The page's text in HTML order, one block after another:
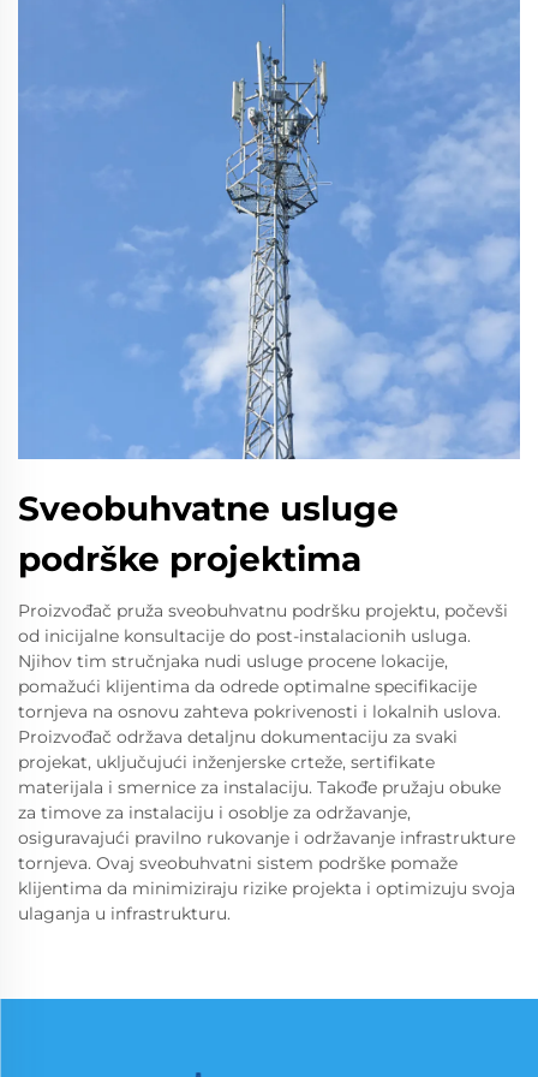
Sveobuhvatne usluge
podrške projektima
Proizvođač pruža sveobuhvatnu podršku projektu, počevši
od inicijalne konsultacije do post-instalacionih usluga.
Njihov tim stručnjaka nudi usluge procene lokacije,
pomažući klijentima da odrede optimalne specifikacije
tornjeva na osnovu zahteva pokrivenosti i lokalnih uslova.
Proizvođač održava detaljnu dokumentaciju za svaki
projekat, uključujući inženjerske crteže, sertifikate
materijala i smernice za instalaciju. Takođe pružaju obuke
za timove za instalaciju i osoblje za održavanje,
osiguravajući pravilno rukovanje i održavanje infrastrukture
tornjeva. Ovaj sveobuhvatni sistem podrške pomaže
klijentima da minimiziraju rizike projekta i optimizuju svoja
ulaganja u infrastrukturu.